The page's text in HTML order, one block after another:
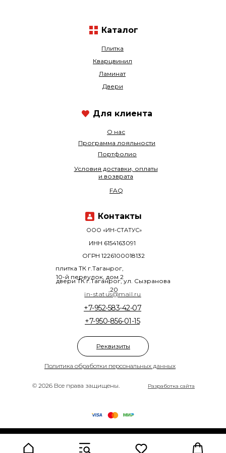
© 2026 Все права защищены.
Политика обработки персональных данных
Плитка
Кварцвинил
+7-950-856-01-15
+7-952-583-42-07
О нас
Ламинат
Программа лояльности
Двери
Портфолио
ООО «ИН-СТАТУС»
плитка ТК г.Таганрог,
10-й переулок, дом 2
двери ТК г.Таганрог, ул. Сызранова
,20
ОГРН 1226100018132
ИНН 6154163091
Разработка сайта
Условия доставки, оплаты
и возврата
FAQ
Каталог
in-status@mail.ru
Контакты
Для клиента
Реквизиты
Made on Tilda